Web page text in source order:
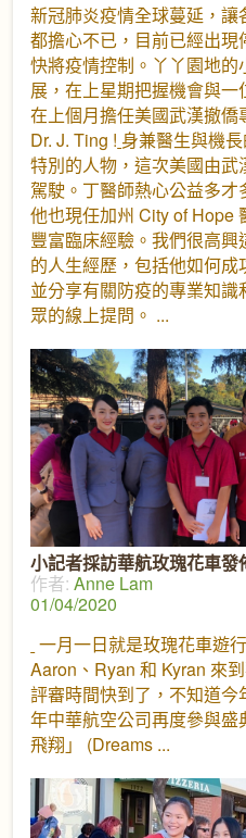
新冠肺炎疫情全球蔓延，
都擔心不已，目前已經出
快將疫情控制。丫丫園地
展，在上星期把握機會與
在上個月擔任美國武漢撤
Dr. J. Ting ! 身兼醫生與機
特別的人物，這次美國由
駕駛。丁醫師熱心公益多才
他也現任加州 City of Hope
豐富臨床經驗。我們很高
的人生經歷，包括他如何成
並分享有關防疫的專業知
眾的線上提問。
小記者採訪華航玫瑰花車
作者: Anne Lam
01/04/2020
一月一日就是玫瑰花車遊
Aaron、Ryan 和 Kyran 來
評審時間快到了，不知道
年中華航空公司再度參與
飛翔」 (Dreams